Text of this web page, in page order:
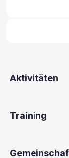
Aktivitäten
Training